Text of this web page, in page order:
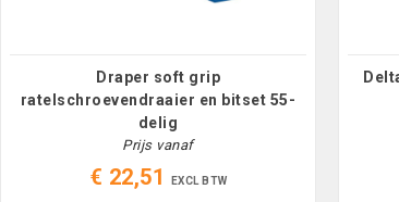
Draper soft grip
ratelschroevendraaier en bitset 55-
delig
Prijs vanaf
€ 22,51 EXCL BTW